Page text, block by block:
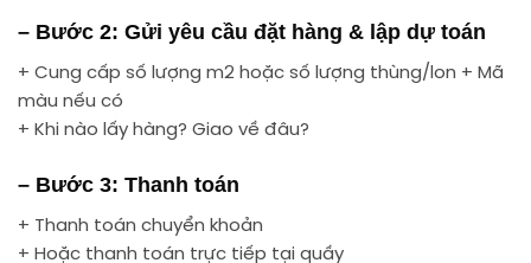
– Bước 2: Gửi yêu cầu đặt hàng & lập dự toán
+ Cung cấp số lượng m2 hoặc số lượng thùng/lon + Mã
màu nếu có
+ Khi nào lấy hàng? Giao về đâu?
– Bước 3: Thanh toán
+ Thanh toán chuyển khoản
+ Hoặc thanh toán trực tiếp tại quầy